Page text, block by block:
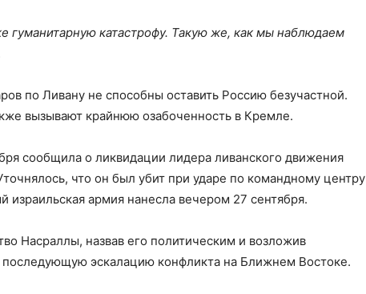
гуманитарную катастрофу. Такую же, как мы наблюдаем
по Ливану не способны оставить Россию безучастной.
вызывают крайнюю озабоченность в Кремле.
сообщила о ликвидации лидера ливанского движения
что он был убит при ударе по командному центру
израильская армия нанесла вечером 27 сентября.
Насраллы, назвав его политическим и возложив
последующую эскалацию конфликта на Ближнем Востоке.